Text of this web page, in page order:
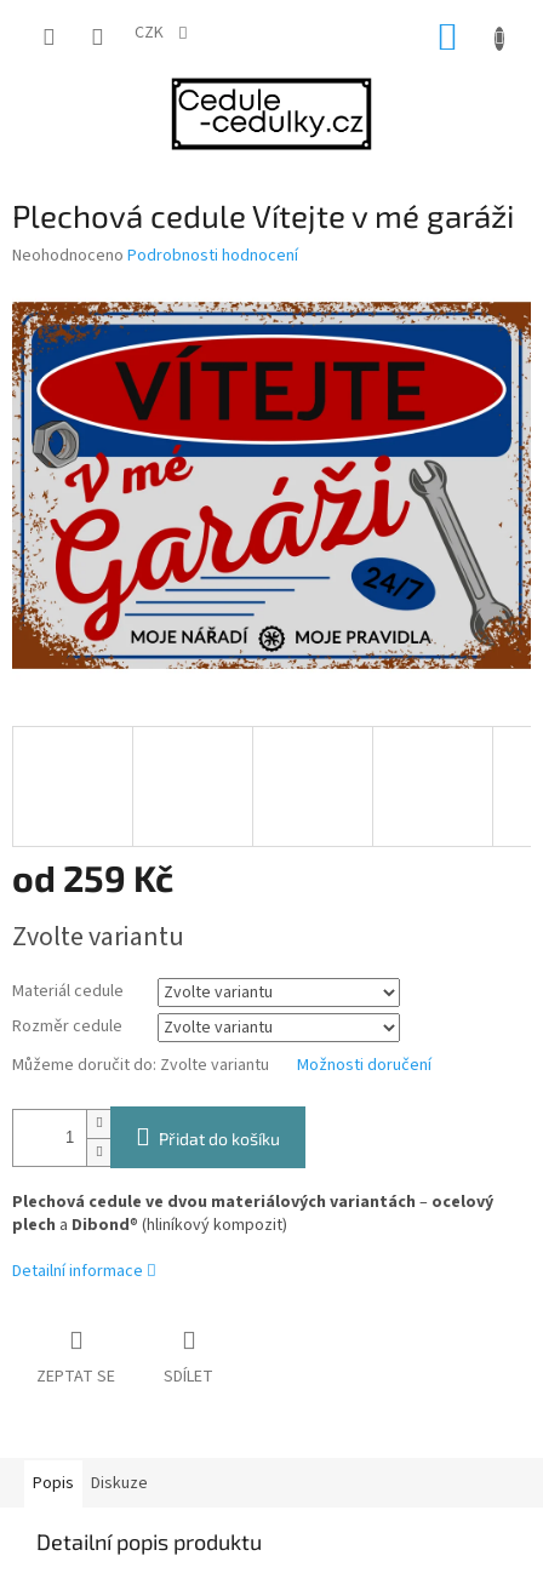
CZK
Plechová cedule Vítejte v mé garáži
Průměrné
produktu
je
0,0
z
5
hvězdiček.
Neohodnoceno Podrobnosti hodnocení
od 259 Kč
cena:
Zvolte variantu
Materiál cedule
Rozměr cedule
Můžeme doručit do: Zvolte variantu Možnosti doručení
Přidat do košíku
Plechová cedule ve dvou materiálových variantách – ocelový
plech a Dibond® (hliníkový kompozit)
Detailní informace
ZEPTAT SE SDÍLET
Popis Diskuze
Detailní popis produktu